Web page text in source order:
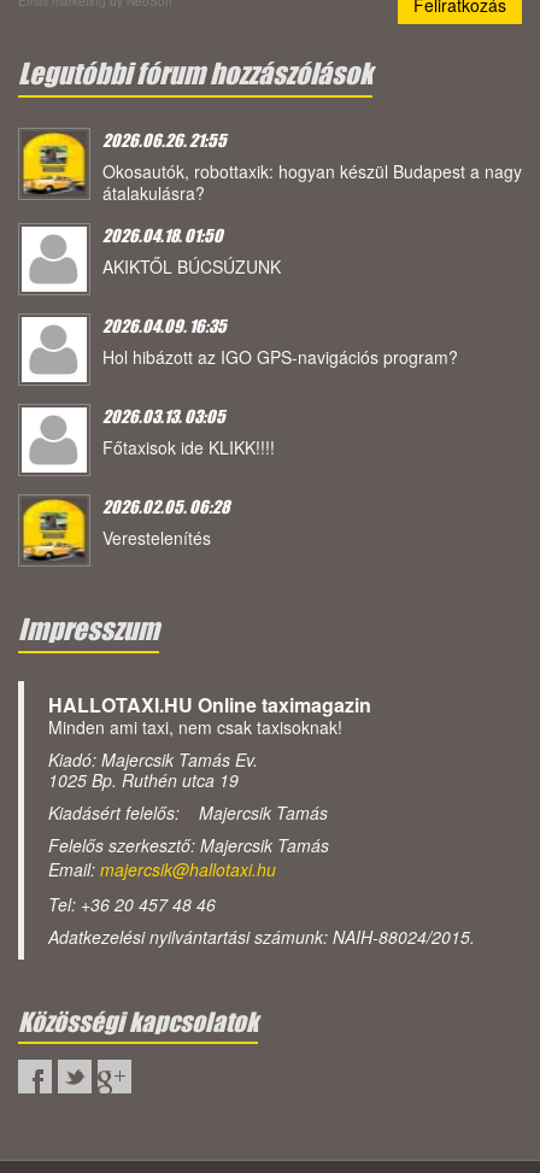
Legutóbbi fórum hozzászólások
2026.06.26. 21:55
Okosautók, robottaxik: hogyan készül Budapest a nagy
átalakulásra?
2026.04.18. 01:50
AKIKTŐL BÚCSÚZUNK
2026.04.09. 16:35
Hol hibázott az IGO GPS-navigációs program?
2026.03.13. 03:05
Főtaxisok ide KLIKK!!!!
2026.02.05. 06:28
Verestelenítés
Impresszum
HALLOTAXI.HU Online taximagazin
Minden ami taxi, nem csak taxisoknak!
Kiadó: Majercsik Tamás Ev.
1025 Bp. Ruthén utca 19
Kiadásért felelős: Majercsik Tamás
Felelős szerkesztő: Majercsik Tamás
Email: majercsik@hallotaxi.hu
Tel: +36 20 457 48 46
Adatkezelési nyilvántartási számunk: NAIH-88024/2015.
Közösségi kapcsolatok